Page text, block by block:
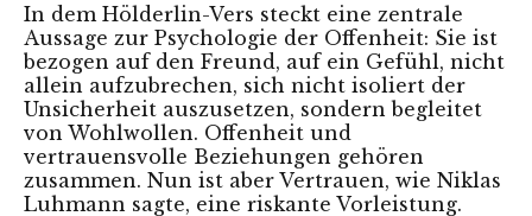
In dem Hölderlin-Vers steckt eine zentrale
Aussage zur Psychologie der Offenheit: Sie ist
bezogen auf den Freund, auf ein Gefühl, nicht
allein aufzubrechen, sich nicht isoliert der
Unsicherheit auszusetzen, sondern begleitet
von Wohlwollen. Offenheit und
vertrauensvolle Beziehungen gehören
zusammen. Nun ist aber Vertrauen, wie Niklas
Luhmann sagte, eine riskante Vorleistung.